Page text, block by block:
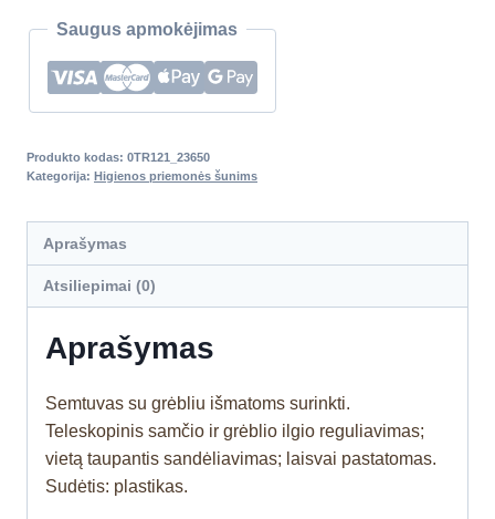
Saugus apmokėjimas
Produkto kodas: 0TR121_23650
Kategorija: Higienos priemonės šunims
Aprašymas
Atsiliepimai (0)
Aprašymas
Semtuvas su grėbliu išmatoms surinkti.
Teleskopinis samčio ir grėblio ilgio reguliavimas;
vietą taupantis sandėliavimas; laisvai pastatomas.
Sudėtis: plastikas.